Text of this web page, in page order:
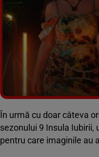
În urmă cu doar câteva
sezonului 9 Insula
pentru care imaginile au